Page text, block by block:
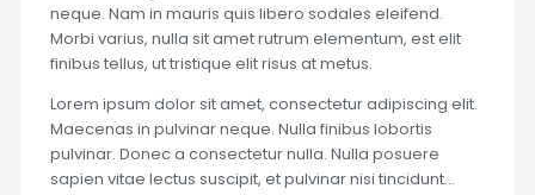
neque. Nam in mauris quis libero sodales eleifend.
Morbi varius, nulla sit amet rutrum elementum, est elit
finibus tellus, ut tristique elit risus at metus.
Lorem ipsum dolor sit amet, consectetur adipiscing elit.
Maecenas in pulvinar neque. Nulla finibus lobortis
pulvinar. Donec a consectetur nulla. Nulla posuere
sapien vitae lectus suscipit, et pulvinar nisi tincidunt…